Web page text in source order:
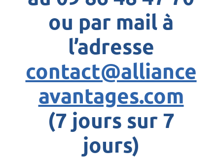
ou par mail à
l’adresse
contact@alliance
avantages.com
(7 jours sur 7
jours)